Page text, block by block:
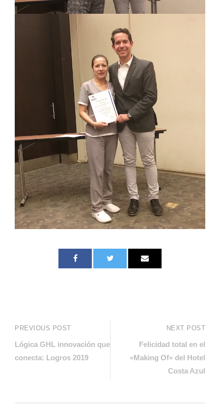
PREVIOUS POST
Lógica GHL innovación que
conecta: Logros 2019
NEXT POST
Felicidad total en el
«Making Of» del Hotel
Costa Azul